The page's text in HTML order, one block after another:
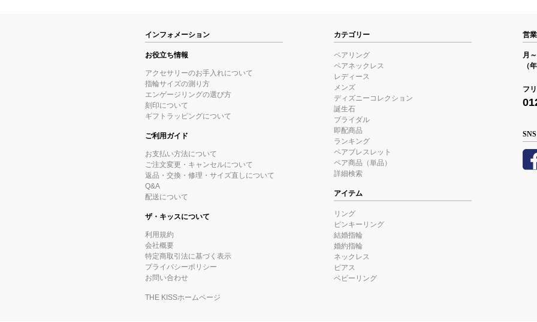
インフォメーション
お役立ち情報
アクセサリーのお手入れについて
指輪サイズの測り方
エンゲージリングの選び方
刻印について
ギフトラッピングについて
ご利用ガイド
お支払い方法について
ご注文変更・キャンセルについて
返品・交換・修理・サイズ直しについて
Q&A
配送について
ザ・キッスについて
利用規約
会社概要
特定商取引法に基づく表示
プライバシーポリシー
お問い合わせ
THE KISSホームページ
カテゴリー
ペアリング
ペアネックレス
レディース
メンズ
ディズニーコレクション
誕生石
ブライダル
即配商品
ランキング
ペアブレスレット
ペア商品（単品）
詳細検索
アイテム
リング
ピンキーリング
結婚指輪
婚約指輪
ネックレス
ピアス
ベビーリング
営
月
（
フ
SNS